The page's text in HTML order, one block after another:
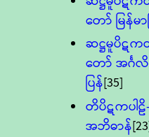
တော် မြန်မာ
ဆဋ္ဌမူပိဋက
တော် အင်္ဂ
ပြန်[35]
တိပိဋကပါဠိ-
အဘိဓာန်